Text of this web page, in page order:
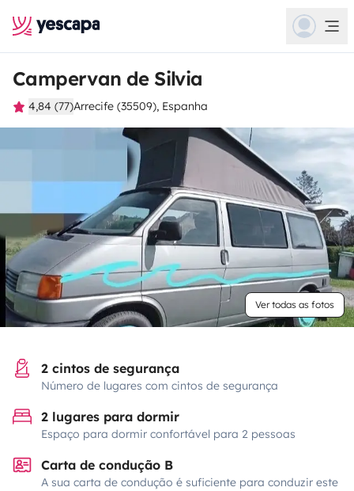
Campervan de Silvia
4,84 (77)Arrecife (35509), Espanha
Ver todas as fotos
2 cintos de segurança
Número de lugares com cintos de segurança
2 lugares para dormir
Espaço para dormir confortável para 2 pessoas
Carta de condução B
A sua carta de condução é suficiente para conduzir este